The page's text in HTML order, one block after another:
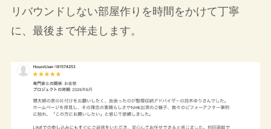
リバウンドしない部屋作りを時間をかけて丁寧
に、最後まで伴走します。